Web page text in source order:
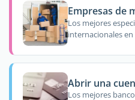
Empresas de
Los mejores
internacionales en
Abrir una
Los mejores